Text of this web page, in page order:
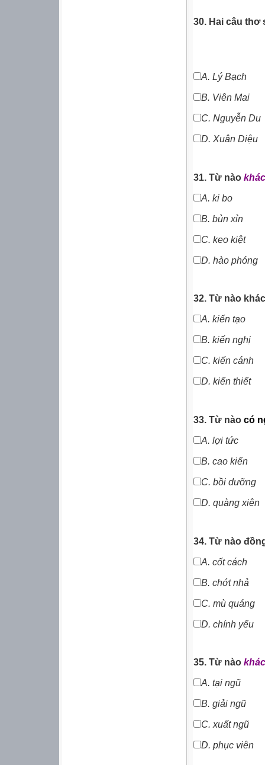
30. Hai câu thơ
A. Lý Bạch
B. Viên Mai
C. Nguyễn Du
D. Xuân Diệu
31. Từ nào
A. ki bo
B. bủn xỉn
C. keo kiệt
D. hào phóng
32. Từ nào
A. kiến tạo
B. kiến nghị
C. kiến cánh
D. kiến thiết
33. Từ nào có
A. lợi tức
B. cao kiến
C. bồi dưỡng
D. quàng xiên
34. Từ nào
A. cốt cách
B. chớt nhả
C. mù quáng
D. chính yếu
35. Từ nào
A. tại ngũ
B. giải ngũ
C.xuất ngũ
D. phục viên